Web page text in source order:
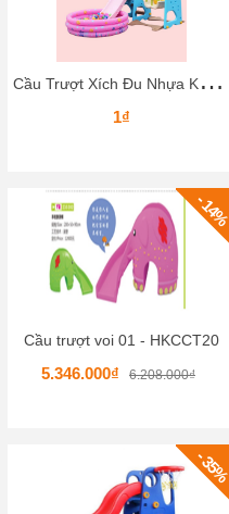
C
ầu Trượt Xích Đu Nhựa Kết Hợp Hồ Bơi Bóng Rổ – Combo Giải Trí Tại Nhà Cho Bé
1₫
- 14%
Cầu trượt voi 01 - HKCCT20
5.346.000₫ 6.208.000₫
- 35%